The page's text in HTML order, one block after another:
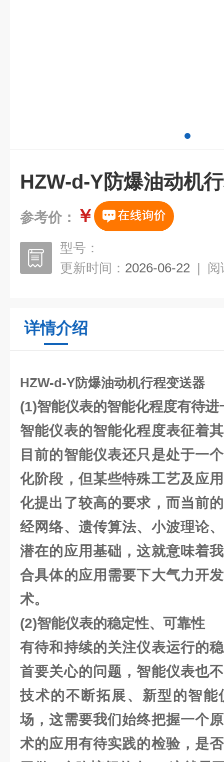
HZW-d-Y防爆油动机
参考价： ￥
型号：
更新时间： 2026-06-22 | 阅
详情介绍
HZW-d-Y防爆油动机行程变送器
(1)智能仪表的智能化程度有待进
智能仪表的智能化程度表征着
目前的智能仪表还只是处于一
化阶段，但某些特殊工艺及应
化提出了较高的要求，而当前
经网络、遗传算法、小波理论
潜在的应用基础，这就意味着
合具体的应用需要下大气力开
术。
(2)智能仪表的稳定性、可靠性
有待和持续的关注仪表运行的
首要关心的问题，智能仪表也
技术的不断拓展、新型的智能
场，这需要我们始终把握一个
术的应用有待实践的检验，是